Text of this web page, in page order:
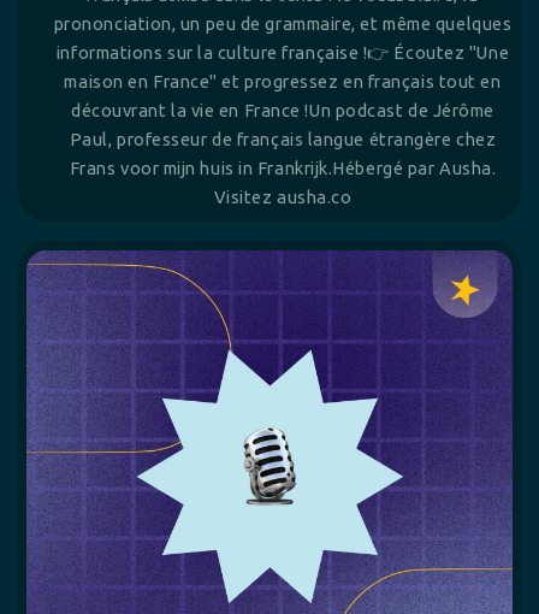
prononciation, un peu de grammaire, et même quelques
informations sur la culture française !👉 Écoutez "Une
maison en France" et progressez en français tout en
découvrant la vie en France !Un podcast de Jérôme
Paul, professeur de français langue étrangère chez
Frans voor mijn huis in Frankrijk.Hébergé par Ausha.
Visitez ausha.co